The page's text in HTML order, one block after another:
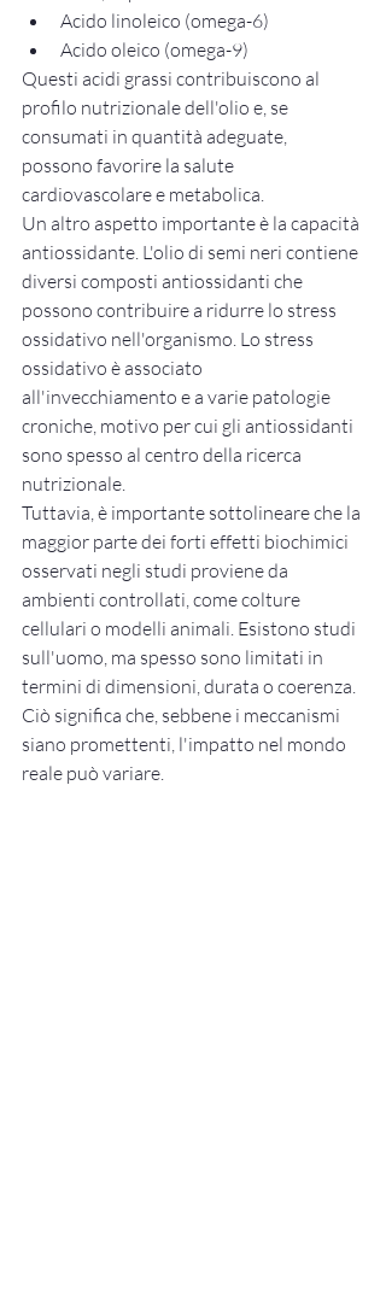
Acido linoleico (omega-6)
Acido oleico (omega-9)
Questi acidi grassi contribuiscono al
profilo nutrizionale dell'olio e, se
consumati in quantità adeguate,
possono favorire la salute
cardiovascolare e metabolica.
Un altro aspetto importante è la capacità
antiossidante. L'olio di semi neri contiene
diversi composti antiossidanti che
possono contribuire a ridurre lo stress
ossidativo nell'organismo. Lo stress
ossidativo è associato
all'invecchiamento e a varie patologie
croniche, motivo per cui gli antiossidanti
sono spesso al centro della ricerca
nutrizionale.
Tuttavia, è importante sottolineare che la
maggior parte dei forti effetti biochimici
osservati negli studi proviene da
ambienti controllati, come colture
cellulari o modelli animali. Esistono studi
sull'uomo, ma spesso sono limitati in
termini di dimensioni, durata o coerenza.
Ciò significa che, sebbene i meccanismi
siano promettenti, l'impatto nel mondo
reale può variare.